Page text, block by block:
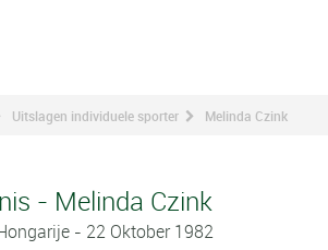
Uitslagen individuele sporter Melinda Czink
- Melinda Czink
- 22 Oktober 1982